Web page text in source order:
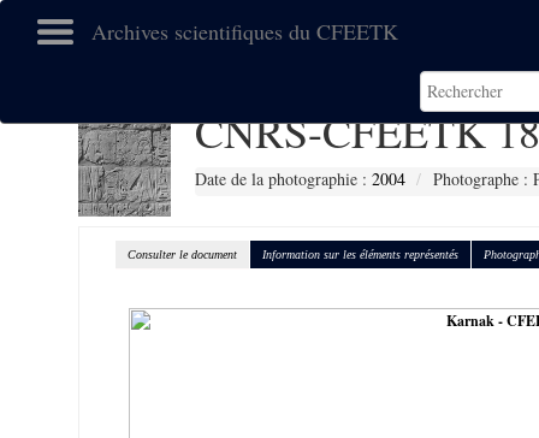
Archives scientifiques du CFEETK
CNRS-CFEETK
Date de la photographie : 2004 Photographe :
Consulter le document Information sur les éléments représentés